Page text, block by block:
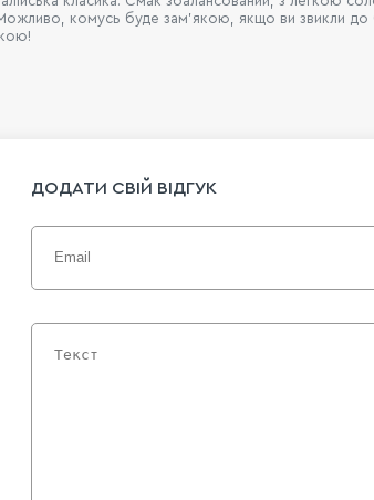
комусь буде зам’якою, якщо ви звикли до
ДОДАТИ СВІЙ ВІДГУК